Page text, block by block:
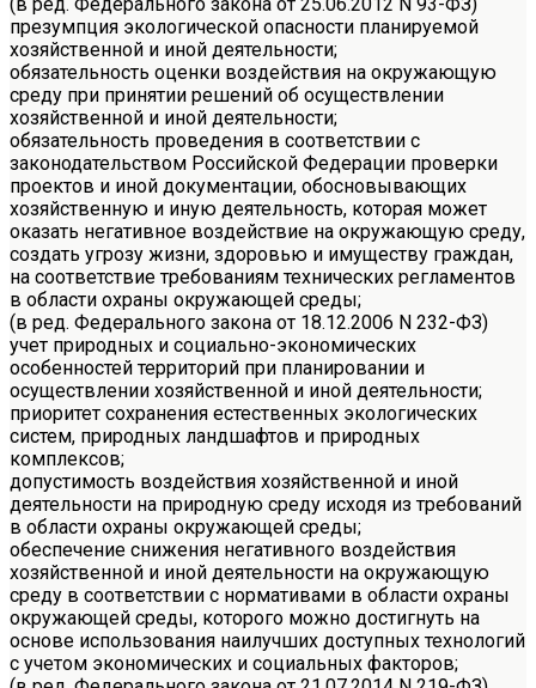
презумпция экологической опасности планируемой
хозяйственной и иной деятельности;
обязательность оценки воздействия на окружающую
среду при принятии решений об осуществлении
хозяйственной и иной деятельности;
обязательность проведения в соответствии с
законодательством Российской Федерации проверки
проектов и иной документации, обосновывающих
хозяйственную и иную деятельность, которая может
оказать негативное воздействие на окружающую среду,
создать угрозу жизни, здоровью и имуществу граждан,
на соответствие требованиям технических регламентов
в области охраны окружающей среды;
(в ред. Федерального закона от 18.12.2006 N 232-ФЗ)
учет природных и социально-экономических
особенностей территорий при планировании и
осуществлении хозяйственной и иной деятельности;
приоритет сохранения естественных экологических
систем, природных ландшафтов и природных
комплексов;
допустимость воздействия хозяйственной и иной
деятельности на природную среду исходя из требований
в области охраны окружающей среды;
обеспечение снижения негативного воздействия
хозяйственной и иной деятельности на окружающую
среду в соответствии с нормативами в области охраны
окружающей среды, которого можно достигнуть на
основе использования наилучших доступных технологий
с учетом экономических и социальных факторов;